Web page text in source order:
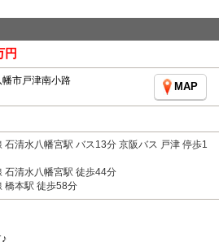
円
市戸津南小路
MAP
石清水八幡宮駅 バス13分 京阪バス 戸津 停歩1
石清水八幡宮駅 徒歩44分
橋本駅 徒歩58分